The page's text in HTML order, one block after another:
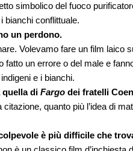
simbolico del fuoco
bianchi conflittuale.
un perdono.
Volevamo fare un film laico
fatto un errore o del male e
e i bianchi.
quella di Fargo dei fratelli
citazione, quanto più l’idea di
è più difficile che